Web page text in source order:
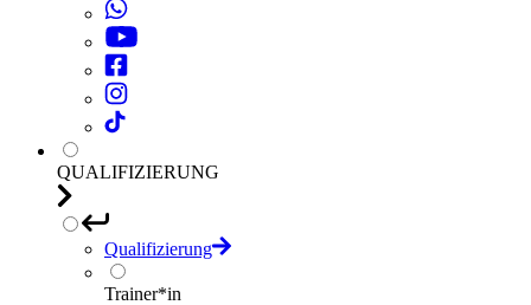
QUALIFIZIERUNG
Qualifizierung
Trainer*in